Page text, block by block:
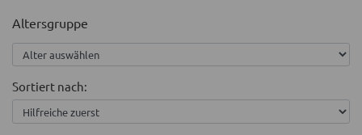
Altersgruppe
Sortiert nach: